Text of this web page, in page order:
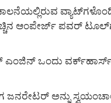
ಆಂಪೇರ್ಜ್ ಪವರ್
ಎಂಜಿನ್ ಒಂದು
ಜನರೇಟರ್ ಅನ್ನು